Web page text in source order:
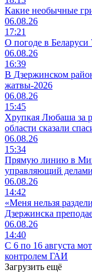
Какие необычные
06.08.26
17:21
О погоде в Беларуси
06.08.26
16:39
В Дзержинском
жатвы-2026
06.08.26
15:45
Хрупкая Любаша за
области сказали
06.08.26
15:34
Прямую линию в
управляющий
06.08.26
14:42
«Меня нельзя
Дзержинска
06.08.26
14:40
С 6 по 16 августа
контролем ГАИ
Загрузить ещё